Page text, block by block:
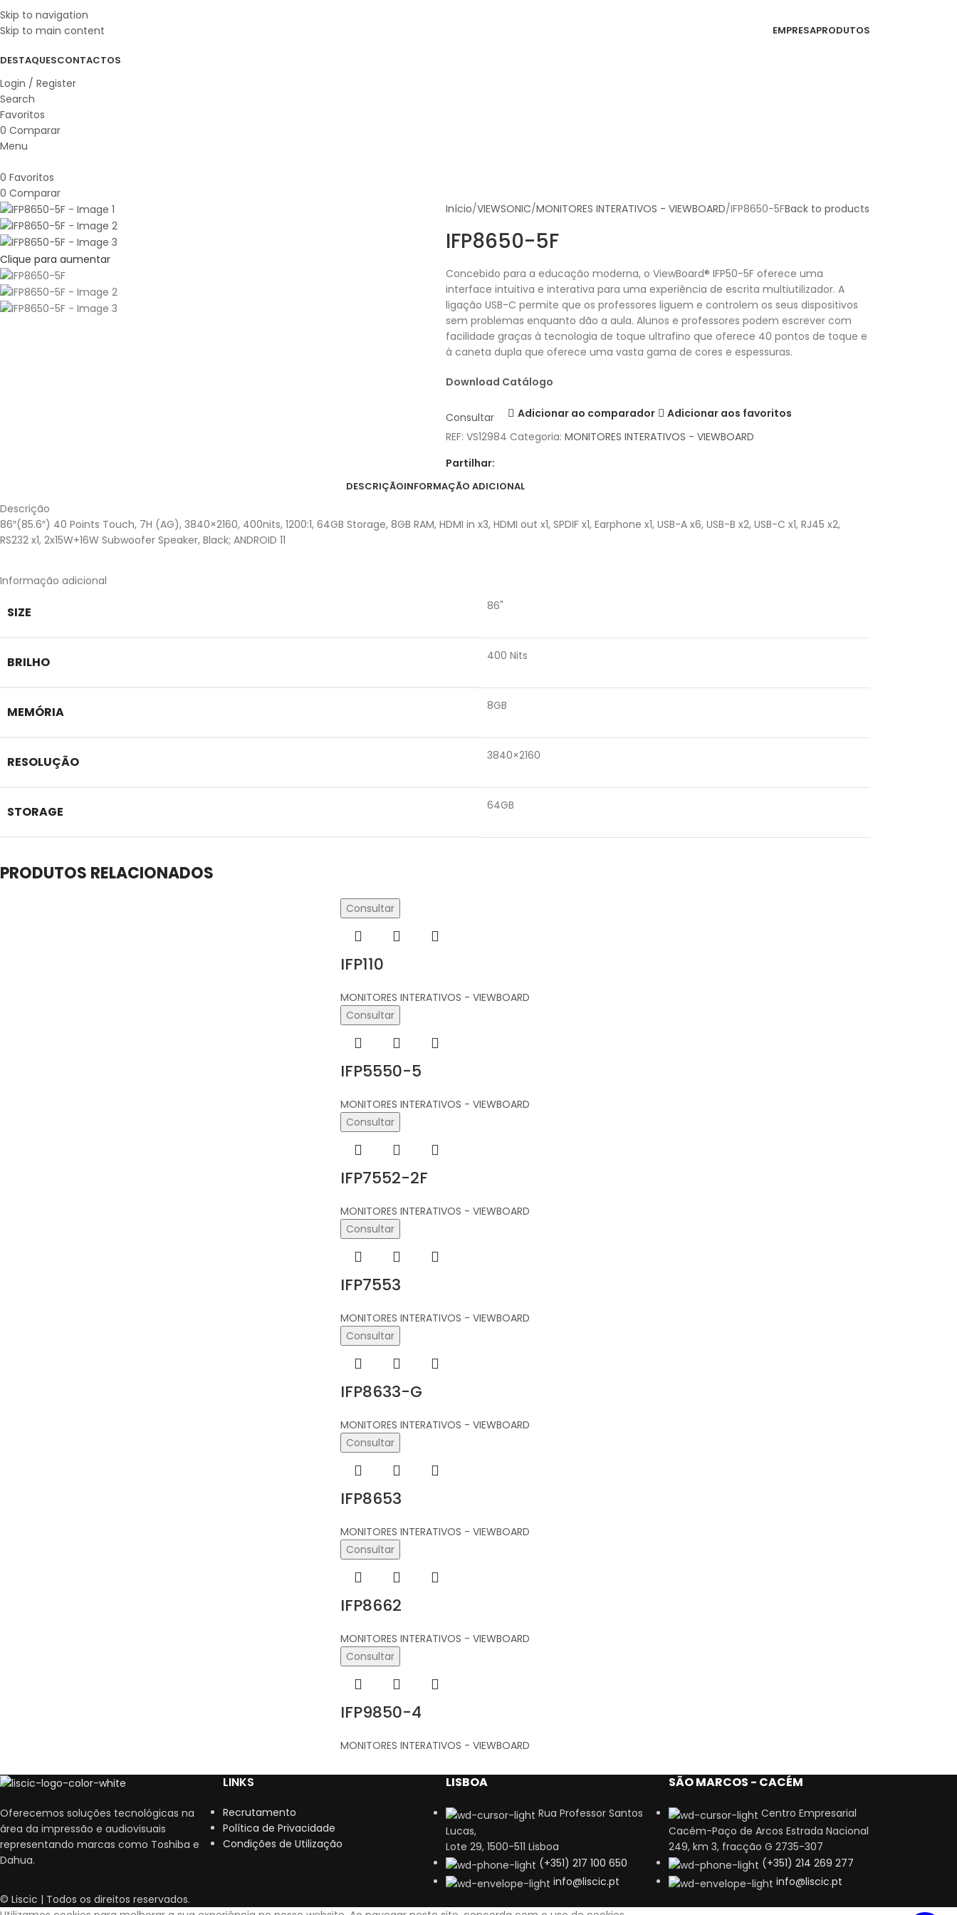
Skip to navigation
Skip to main content
EMPRESAPRODUTOS
DESTAQUESCONTACTOS
Login / Register
Search
Favoritos
0 Comparar
Menu
0 Favoritos
0 Comparar
Clique para aumentar
Início VIEWSONIC MONITORES INTERATIVOS - VIEWBOARD IFP8650-5FBack to products
IFP8650-5F
Concebido para a educação moderna, o ViewBoard® IFP50-5F oferece uma
interface intuitiva e interativa para uma experiência de escrita multiutilizador. A
ligação USB-C permite que os professores liguem e controlem os seus dispositivos
sem problemas enquanto dão a aula. Alunos e professores podem escrever com
facilidade graças à tecnologia de toque ultrafino que oferece 40 pontos de toque e
à caneta dupla que oferece uma vasta gama de cores e espessuras.
Download Catálogo
Consultar Adicionar ao comparador
Adicionar aos favoritos
REF: VS12984 Categoria: MONITORES INTERATIVOS - VIEWBOARD
Partilhar:
DESCRIÇÃOINFORMAÇÃO ADICIONAL
Descrição
86″(85.6″) 40 Points Touch, 7H (AG), 3840×2160, 400nits, 1200:1, 64GB Storage, 8GB RAM, HDMI in x3, HDMI out x1, SPDIF x1, Earphone x1, USB-A x6, USB-B x2, USB-C x1, RJ45 x2,
RS232 x1, 2x15W+16W Subwoofer Speaker, Black; ANDROID 11
Informação adicional
SIZE 86"
BRILHO 400 Nits
MEMÓRIA 8GB
RESOLUÇÃO 3840×2160
STORAGE 64GB
PRODUTOS RELACIONADOS
Consultar
IFP110
MONITORES INTERATIVOS - VIEWBOARD
Consultar
IFP5550-5
MONITORES INTERATIVOS - VIEWBOARD
Consultar
IFP7552-2F
MONITORES INTERATIVOS - VIEWBOARD
Consultar
IFP7553
MONITORES INTERATIVOS - VIEWBOARD
Consultar
IFP8633-G
MONITORES INTERATIVOS - VIEWBOARD
Consultar
IFP8653
MONITORES INTERATIVOS - VIEWBOARD
Consultar
IFP8662
MONITORES INTERATIVOS - VIEWBOARD
Consultar
IFP9850-4
MONITORES INTERATIVOS - VIEWBOARD
Oferecemos soluções tecnológicas na
área da impressão e audiovisuais
representando marcas como Toshiba e
Dahua.
LINKS
Recrutamento
Política de Privacidade
Condições de Utilização
LISBOA
Rua Professor Santos
Lucas,
Lote 29, 1500-511 Lisboa
(+351) 217 100 650
info@liscic.pt
SÃO MARCOS - CACÉM
Centro Empresarial
Cacém-Paço de Arcos Estrada Nacional
249, km 3, fracção G 2735-307
(+351) 214 269 277
info@liscic.pt
© Liscic | Todos os direitos reservados.